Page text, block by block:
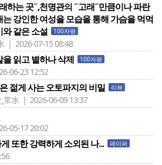
하는 곳˝,천명관의 ˝고래˝만큼이나 파란
강인한 여성을 모습을 통해 가슴을 먹먹
같은 소설
100자평
| 2026-07-15 08:48
읽고 별하나 삭제 100자평
06-23 12:52
젊게 사는 오토파지의 비밀 리뷰
常水 | 2026-06-09 13:37
05-17 20:02
또한 강력하게 소외된 나... 페이퍼